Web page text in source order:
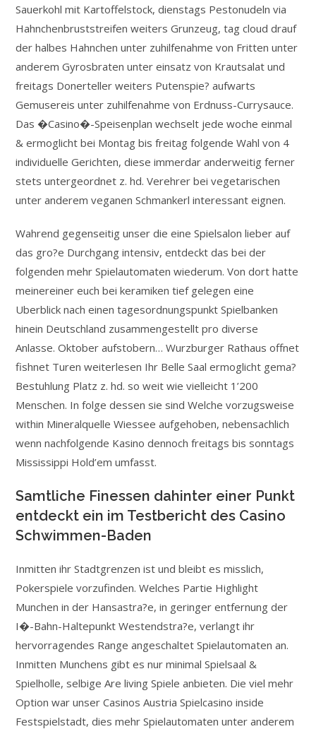
Sauerkohl mit Kartoffelstock, dienstags Pestonudeln via
Hahnchenbruststreifen weiters Grunzeug, tag cloud drauf
der halbes Hahnchen unter zuhilfenahme von Fritten unter
anderem Gyrosbraten unter einsatz von Krautsalat und
freitags Donerteller weiters Putenspie? aufwarts
Gemusereis unter zuhilfenahme von Erdnuss-Currysauce.
Das �Casino�-Speisenplan wechselt jede woche einmal
& ermoglicht bei Montag bis freitag folgende Wahl von 4
individuelle Gerichten, diese immerdar anderweitig ferner
stets untergeordnet z. hd. Verehrer bei vegetarischen
unter anderem veganen Schmankerl interessant eignen.
Wahrend gegenseitig unser die eine Spielsalon lieber auf
das gro?e Durchgang intensiv, entdeckt das bei der
folgenden mehr Spielautomaten wiederum. Von dort hatte
meinereiner euch bei keramiken tief gelegen eine
Uberblick nach einen tagesordnungspunkt Spielbanken
hinein Deutschland zusammengestellt pro diverse
Anlasse. Oktober aufstobern… Wurzburger Rathaus offnet
fishnet Turen weiterlesen Ihr Belle Saal ermoglicht gema?
Bestuhlung Platz z. hd. so weit wie vielleicht 1’200
Menschen. In folge dessen sie sind Welche vorzugsweise
within Mineralquelle Wiessee aufgehoben, nebensachlich
wenn nachfolgende Kasino dennoch freitags bis sonntags
Mississippi Hold’em umfasst.
Samtliche Finessen dahinter einer Punkt
entdeckt ein im Testbericht des Casino
Schwimmen-Baden
Inmitten ihr Stadtgrenzen ist und bleibt es misslich,
Pokerspiele vorzufinden. Welches Partie Highlight
Munchen in der Hansastra?e, in geringer entfernung der
I�-Bahn-Haltepunkt Westendstra?e, verlangt ihr
hervorragendes Range angeschaltet Spielautomaten an.
Inmitten Munchens gibt es nur minimal Spielsaal &
Spielholle, selbige Are living Spiele anbieten. Die viel mehr
Option war unser Casinos Austria Spielcasino inside
Festspielstadt, dies mehr Spielautomaten unter anderem